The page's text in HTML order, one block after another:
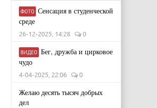
ФОТО Сенсация в студенческой
среде
26-12-2025, 14:28 0
ВИДЕО Бег, дружба и цирковое
чудо
4-04-2025, 22:06 0
Желаю десять тысяч добрых
дел